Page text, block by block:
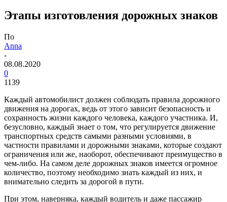
Этапы изготовления дорожных знаков
По
Anna
-
08.08.2020
0
1139
Каждый автомобилист должен соблюдать правила дорожного
движения на дорогах, ведь от этого зависит безопасность и
сохранность жизни каждого человека, каждого участника. И,
безусловно, каждый знает о том, что регулируется движение
транспортных средств самыми разными условиями, в
частности правилами и дорожными знаками, которые создают
ограничения или же, наоборот, обеспечивают преимущество в
чем-либо. На самом деле дорожных знаков имеется огромное
количество, поэтому необходимо знать каждый из них, и
внимательно следить за дорогой в пути.
При этом, наверняка, каждый водитель и даже пассажир